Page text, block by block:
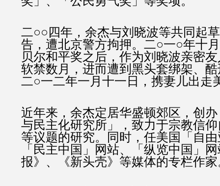
二○○四年，余杰与刘晓波等共同起
告，遭北京警方拘押。二○一○年十
贝尔和平奖之后，作为刘晓波亲密
软禁数月，进而遭到黑头套绑架、
二○一二年一月十一日，携妻儿出走
近年来，余杰定居华盛顿郊区，创
与民主化研究所」，致力于宗教信
等议题的研究。同时，任美国「自
「民主中国」网站、「纵览中国」
报》、《新头壳》等媒体的专栏作